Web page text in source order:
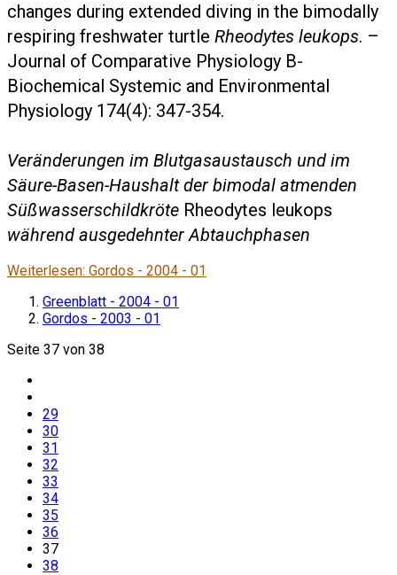
changes during extended diving in the bimodally
respiring freshwater turtle Rheodytes leukops. –
Journal of Comparative Physiology B-
Biochemical Systemic and Environmental
Physiology 174(4): 347-354.
Veränderungen im Blutgasaustausch und im
Säure-Basen-Haushalt der bimodal atmenden
Süßwasserschildkröte Rheodytes leukops
während ausgedehnter Abtauchphasen
Weiterlesen: Gordos - 2004 - 01
Greenblatt - 2004 - 01
Gordos - 2003 - 01
Seite 37 von 38
29
30
31
32
33
34
35
36
37
38